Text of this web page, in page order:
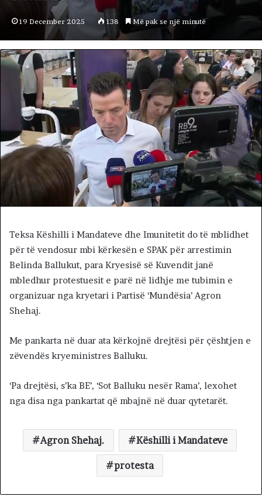
19 December 2025 138 Më pak se një minutë
Teksa Këshilli i Mandateve dhe Imunitetit do të mblidhet
për të vendosur mbi kërkesën e SPAK për arrestimin
Belinda Ballukut, para Kryesisë së Kuvendit janë
mbledhur protestuesit e parë në lidhje me tubimin e
organizuar nga kryetari i Partisë ‘Mundësia’ Agron
Shehaj.
Me pankarta në duar ata kërkojnë drejtësi për çështjen e
zëvendës kryeministres Balluku.
‘Pa drejtësi, s’ka BE’, ‘Sot Balluku nesër Rama’, lexohet
nga disa nga pankartat që mbajnë në duar qytetarët.
Agron Shehaj. Këshilli i Mandateve
protesta